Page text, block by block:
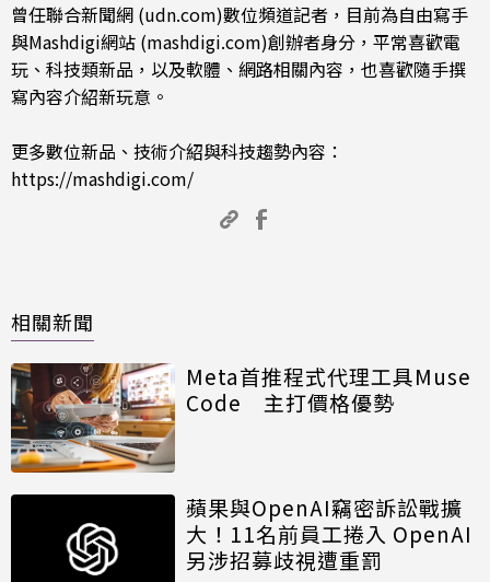
曾任聯合新聞網 (udn.com)數位頻道記者，目前為自由寫手
與Mashdigi網站 (mashdigi.com)創辦者身分，平常喜歡電
玩、科技類新品，以及軟體、網路相關內容，也喜歡隨手撰
寫內容介紹新玩意。
更多數位新品、技術介紹與科技趨勢內容：
https://mashdigi.com/
相關新聞
Meta首推程式代理工具Muse
Code 主打價格優勢
蘋果與OpenAI竊密訴訟戰擴
大！11名前員工捲入 OpenAI
另涉招募歧視遭重罰